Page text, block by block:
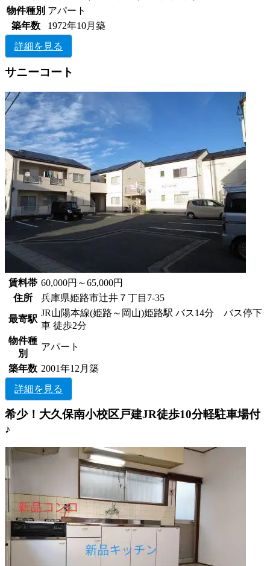
物件種別 アパート
築年数
1972年10月築
詳細を見る
サニーコート
賃料帯 60,000円～65,000円
住所
兵庫県姫路市辻井７丁目7-35
最寄駅
JR山陽本線(姫路～岡山)姫路駅 バス14分 バス停下
車 徒歩2分
物件種
別
アパート
築年数 2001年12月築
詳細を見る
希少！大久保南小校区戸建JR徒歩10分軽駐車場付
♪